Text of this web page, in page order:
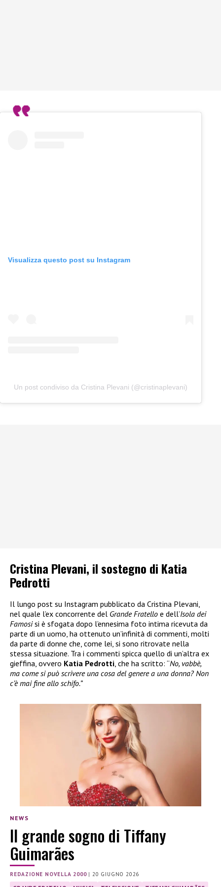
Visualizza questo post su Instagram
Un post condiviso da Cristina Plevani (@cristinaplevani)
Cristina Plevani, il sostegno di Katia
Pedrotti
Il lungo post su Instagram pubblicato da Cristina Plevani,
nel quale l’ex concorrente del Grande Fratello e dell’Isola dei
Famosisi è sfogata dopo l’ennesima foto intima ricevuta da
parte di un uomo, ha ottenuto un’infinità di commenti, molti
da parte di donne che, come lei, si sono ritrovate nella
stessa situazione. Tra i commenti spicca quello di un’altra ex
gieffina, ovvero Katia Pedrotti, che ha scritto: “No, vabbè,
ma come si può scrivere una cosa del genere a una donna? Non
c’è mai fine allo schifo.”
NEWS
Il grande sogno di Tiffany
Guimarães
REDAZIONE NOVELLA 2000| 20 GIUGNO 2026